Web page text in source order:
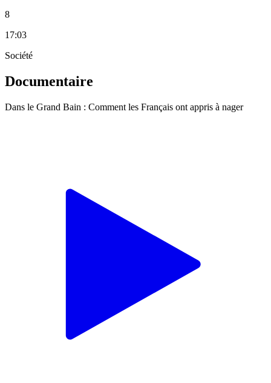
8
17:03
Société
Documentaire
Dans le Grand Bain : Comment les Français ont appris à nager